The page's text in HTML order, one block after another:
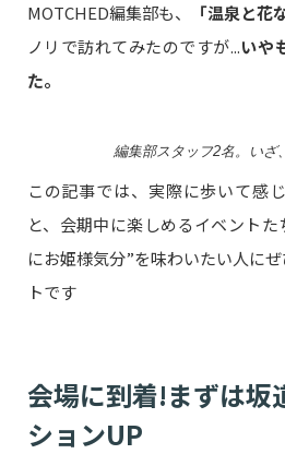
MOTCHED編集部も、
「温泉と花
ノリで訪れてみたのですが...いや
た。
編集部スタッフ2名。いざ
この記事では、実際に歩いて感
と、会期中に楽しめるイベント
にお姫様気分”を味わいたい人に
トです
会場に到着!まずは坂
ションUP